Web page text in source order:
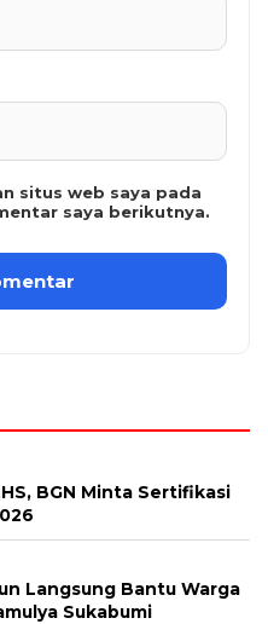
situs web saya pada
saya berikutnya.
BGN Minta Sertifikasi
Langsung Bantu Warga
Sukabumi